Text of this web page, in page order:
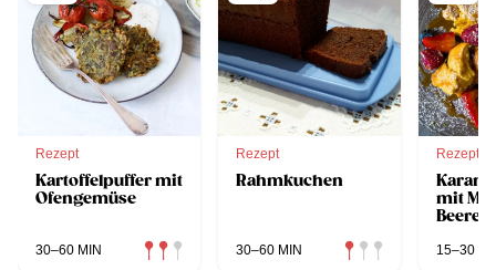
Rezept
Kartoffelpuffer mit
Ofengemüse
30–60 MIN
Rezept
Rahmkuchen
30–60 MIN
Rezept
mit
Beeren
15–30